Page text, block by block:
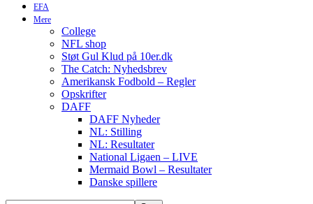
EFA
Mere
College
NFL shop
Støt Gul Klud på 10er.dk
The Catch: Nyhedsbrev
Amerikansk Fodbold – Regler
Opskrifter
DAFF
DAFF Nyheder
NL: Stilling
NL: Resultater
National Ligaen – LIVE
Mermaid Bowl – Resultater
Danske spillere